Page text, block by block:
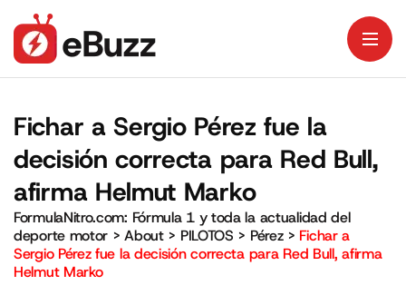
Fichar a Sergio Pérez fue la
decisión correcta para Red Bull,
afirma Helmut Marko
FormulaNitro.com: Fórmula 1 y toda la actualidad del
deporte motor >About> PILOTOS > Pérez> Fichar a
Sergio Pérez fue la decisión correcta para Red Bull, afirma
Helmut Marko